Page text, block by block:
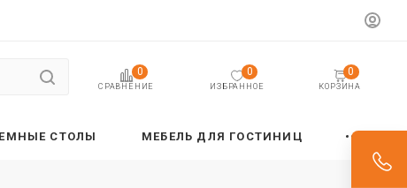
СРАВНЕНИЕ
0
ИЗБРАННОЕ
0
КОРЗИНА
0
СТОЛЫ МЕБЕЛЬ ДЛЯ ГОСТИНИЦ